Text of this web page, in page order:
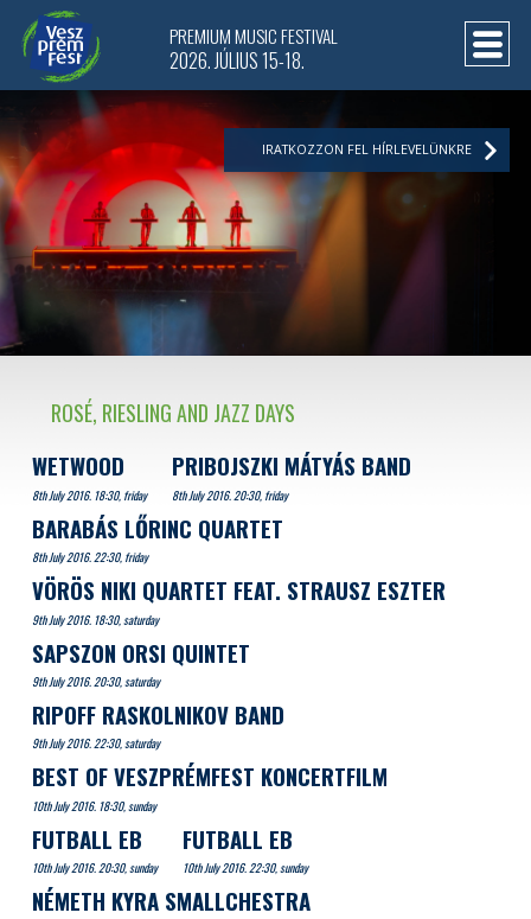
ROSÉ, RIESLING AND JAZZ DAYS
WETWOOD
8th July 2016. 18:30, friday
PRIBOJSZKI MÁTYÁS BAND
8th July 2016. 20:30, friday
BARABÁS LŐRINC QUARTET
8th July 2016. 22:30, friday
VÖRÖS NIKI QUARTET FEAT. STRAUSZ ESZTER
9th July 2016. 18:30, saturday
SAPSZON ORSI QUINTET
9th July 2016. 20:30, saturday
RIPOFF RASKOLNIKOV BAND
9th July 2016. 22:30, saturday
BEST OF VESZPRÉMFEST KONCERTFILM
10th July 2016. 18:30, sunday
FUTBALL EB
10th July 2016. 20:30, sunday
FUTBALL EB
10th July 2016. 22:30, sunday
NÉMETH KYRA SMALLCHESTRA
PREMIUM MUSIC FESTIVAL
2026. JÚLIUS 15-18.
IRATKOZZON FEL HÍRLEVELÜNKRE